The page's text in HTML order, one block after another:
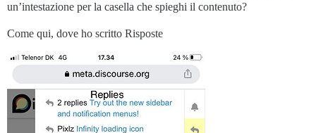
un’intestazione per la casella che spieghi il contenuto?
Come qui, dove ho scritto Risposte